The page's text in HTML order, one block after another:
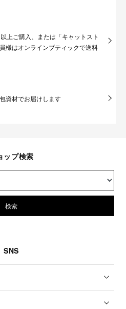
上ご購入、または「キャットスト
様はオンラインブティックで送料
資材でお届けします
ップ検索
検索
SNS